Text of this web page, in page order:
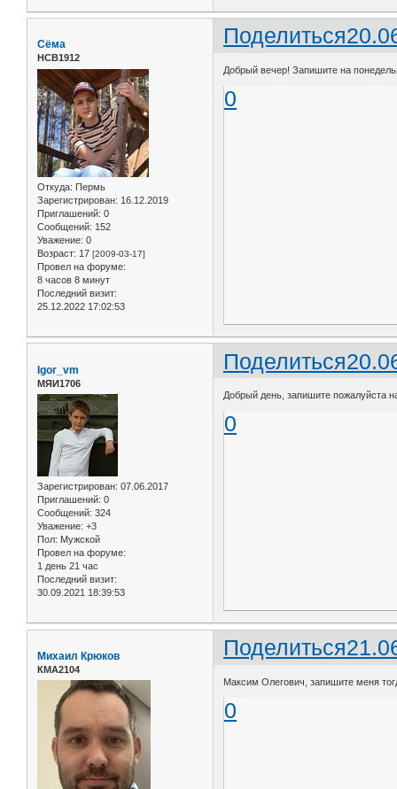
Поделиться
Сёма
НСВ1912
Откуда: Пермь
Зарегистрирован: 16.12.2019
Приглашений: 0
Сообщений: 152
Уважение: 0
Возраст: 17 [2009-03-17]
Провел на форуме:
8 часов 8 минут
Последний визит:
25.12.2022 17:02:53
Добрый вечер! Запишите на
0
Поделиться
Igor_vm
МЯИ1706
Зарегистрирован: 07.06.2017
Приглашений: 0
Сообщений: 324
Уважение: +3
Пол: Мужской
Провел на форуме:
1 день 21 час
Последний визит:
30.09.2021 18:39:53
Добрый день, запишите пожалуйста
0
Поделиться
Михаил Крюков
КМА2104
Максим Олегович, запишите меня
0